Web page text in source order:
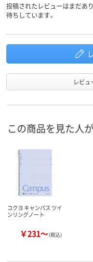
製本方法 リングとじ
商品環境
投稿されたレビューはまだあ
待ちしています。
レビュ
この商品を見た人
コクヨ キャンパス ツイ
ンリングノート
￥231～（税込）